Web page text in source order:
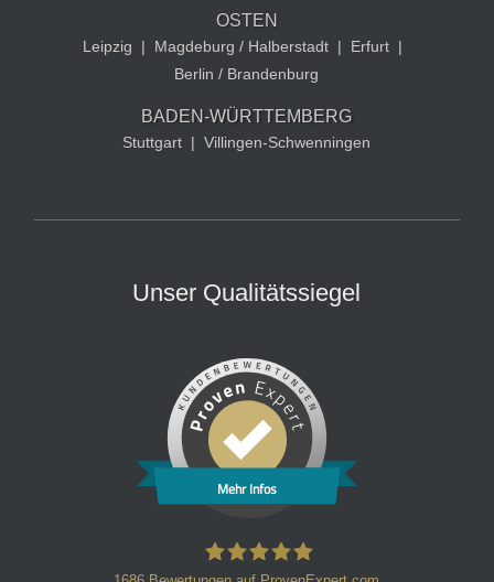
OSTEN
Leipzig | Magdeburg / Halberstadt | Erfurt |
Berlin / Brandenburg
BADEN-WÜRTTEMBERG
Stuttgart | Villingen-Schwenningen
Unser Qualitätssiegel
Mehr Infos